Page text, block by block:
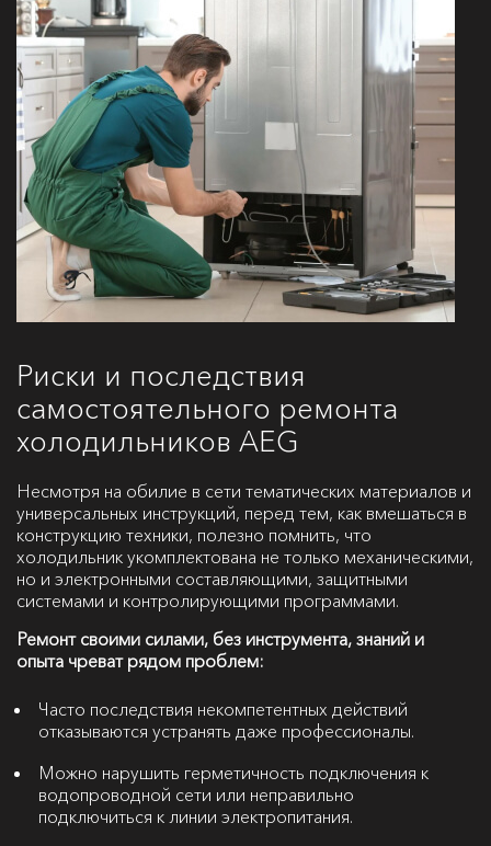
Риски и последствия
самостоятельного ремонта
холодильников AEG
Несмотря на обилие в сети тематических материалов и
универсальных инструкций, перед тем, как вмешаться в
конструкцию техники, полезно помнить, что
холодильник укомплектована не только механическими,
но и электронными составляющими, защитными
системами и контролирующими программами.
Ремонт своими силами, без инструмента, знаний и
опыта чреват рядом проблем:
Часто последствия некомпетентных действий
отказываются устранять даже профессионалы.
Можно нарушить герметичность подключения к
водопроводной сети или неправильно
подключиться к линии электропитания.